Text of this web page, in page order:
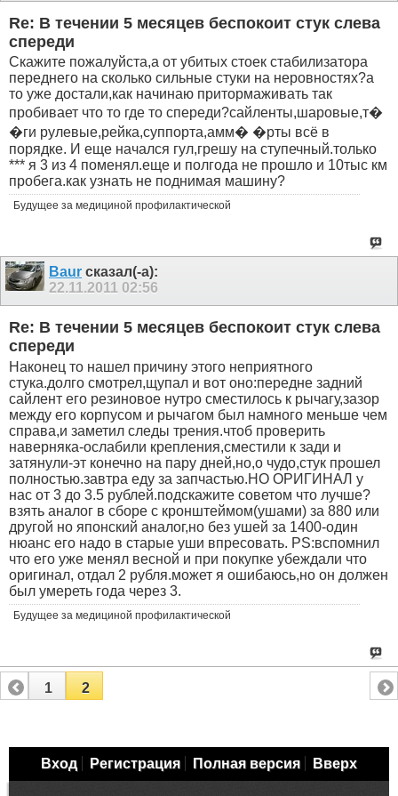
Re: В течении 5 месяцев беспокоит стук слева
спереди
Скажите пожалуйста,а от убитых стоек стабилизатора
переднего на сколько сильные стуки на неровностях?а
то уже достали,как начинаю притормаживать так
пробивает что то где то спереди?сайленты,шаровые,т�
�ги рулевые,рейка,суппорта,амм� �рты всё в
порядке. И еще начался гул,грешу на ступечный.только
*** я 3 из 4 поменял.еще и полгода не прошло и 10тыс км
пробега.как узнать не поднимая машину?
Будущее за медициной профилактической
Baur сказал(-а):
22.11.2011 02:56
Re: В течении 5 месяцев беспокоит стук слева
спереди
Наконец то нашел причину этого неприятного
стука.долго смотрел,щупал и вот оно:передне задний
сайлент его резиновое нутро сместилось к рычагу,зазор
между его корпусом и рычагом был намного меньше чем
справа,и заметил следы трения.чтоб проверить
наверняка-ослабили крепления,сместили к зади и
затянули-эт конечно на пару дней,но,о чудо,стук прошел
полностью.завтра еду за запчастью.НО ОРИГИНАЛ у
нас от 3 до 3.5 рублей.подскажите советом что лучше?
взять аналог в сборе с кронштеймом(ушами) за 880 или
другой но японский аналог,но без ушей за 1400-один
нюанс его надо в старые уши впресовать. PS:вспомнил
что его уже менял весной и при покупке убеждали что
оригинал, отдал 2 рубля.может я ошибаюсь,но он должен
был умереть года через 3.
Будущее за медициной профилактической
1 2
Вход Регистрация Полная версия Вверх